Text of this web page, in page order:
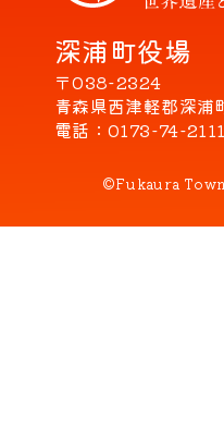
深浦町役場
〒038-2324
青森県西津軽郡深
電話
0173-74-
©Fukaura